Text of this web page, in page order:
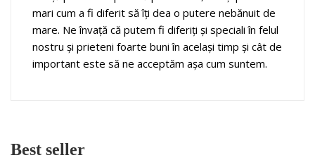
mari cum a fi diferit săîți dea o putere nebănuit de
mare. Ne învață că putem fi diferiți şi speciali în felul
nostru şi prieteni foarte buni în acelaşi timp şi cât de
important este să ne acceptăm aşa cum suntem.
Best seller